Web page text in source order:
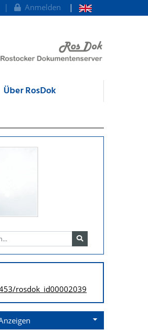
Anmelden
Über RosDok
rosdok_id00002039